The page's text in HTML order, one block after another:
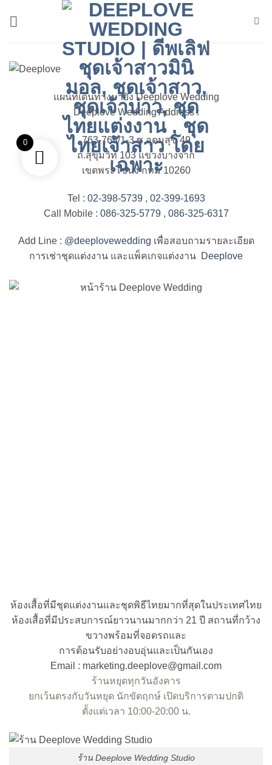
แผนที่เดินทางมายัง Deeplove Wedding
Deeplove Wedding Address :
763-763/1-3 ซ.อุดมสุข 49
ถ.สุขุมวิท 103 แขวงบางจาก
เขตพระโขนง กทม 10260
Tel : 02-398-5739, 02-399-1693
Call Mobile : 086-325-5779, 086-325-6317
Add Line : @deeplovewedding เพื่อสอบถามรายละเอียด
การเช่าชุดแต่งงาน และแพ็คเกจแต่งงาน Deeplove
ห้องเสื้อที่มีชุดแต่งงานและชุดพิธีไทยมากที่สุดในประเทศไทย
ห้องเสื้อที่มีประสบการณ์ยาวนานมากกว่า 21 ปี สถานที่กว้าง
ขวางพร้อมที่จอดรถและ
การต้อนรับอย่างอบอุ่นและเป็นกันเอง
Email : marketing.deeplove@gmail.com
ร้านหยุดทุกวันอังคาร
ยกเว้นตรงกับวันหยุด นักขัตฤกษ์ เปิดบริการตามปกติ
ตั้งแต่เวลา 10:00-20:00 น.
ร้าน Deeplove Wedding Studio
0